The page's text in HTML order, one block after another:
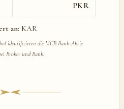
PKR
an: KAR
identifizieren die MCB Bank-Aktie
Broker und Bank.